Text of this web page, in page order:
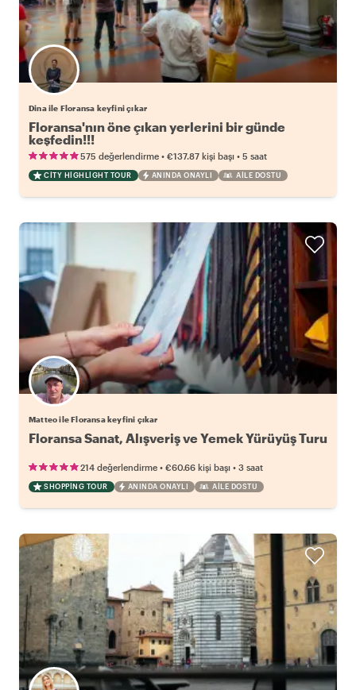
Dina ile Floransa keyfini çıkar
Floransa'nın öne çıkan yerlerini bir günde
keşfedin!!!
575 değerlendirme • €137.87 kişi başı • 5 saat
CITY HIGHLIGHT TOUR ANINDA ONAYLI AILE DOSTU
Matteo ile Floransa keyfini çıkar
Floransa Sanat, Alışveriş ve Yemek Yürüyüş Turu
214 değerlendirme • €60.66 kişi başı • 3 saat
SHOPPING TOUR ANINDA ONAYLI AILE DOSTU